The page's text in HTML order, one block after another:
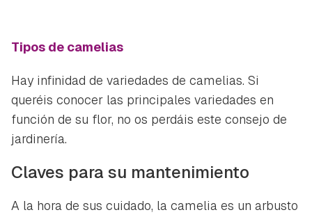
Guardar como favorito
Para poder guardar como favorito, primero has de
Tipos de camelias
Hay infinidad de variedades de camelias. Si
queréis conocer las principales variedades en
función de su flor, no os perdáis este consejo de
jardinería.
Claves para su mantenimiento
A la hora de sus cuidado, la camelia es un arbusto
Gracias por suscribirte a nuestro boletín.